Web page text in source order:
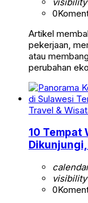
0
Artikel
pekerjaan,
atau
perubahan
Travel &
10 Tempat
visibility
0